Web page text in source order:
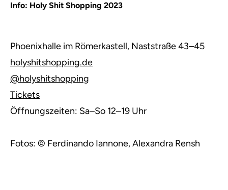
Info: Holy Shit Shopping 2023
Phoenixhalle im Römerkastell, Naststraße 43–45
holyshitshopping.de
@holyshitshopping
Tickets
Öffnungszeiten: Sa–So 12–19 Uhr
Fotos: © Ferdinando Iannone, Alexandra Rensh